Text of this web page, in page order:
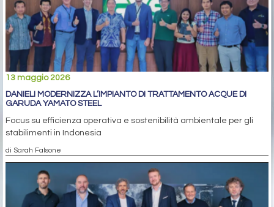
13 maggio 2026
DANIELI MODERNIZZA L’IMPIANTO DI TRATTAMENTO ACQUE DI
GARUDA YAMATO STEEL
Focus su efficienza operativa e sostenibilità ambientale per gli
stabilimenti in Indonesia
di Sarah Falsone